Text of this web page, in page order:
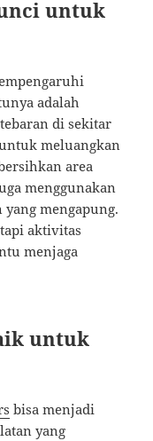
untuk
adalah
di sekitar
meluangkan
area
menggunakan
mengapung.
aktivitas
menjaga
untuk
bisa menjadi
yang